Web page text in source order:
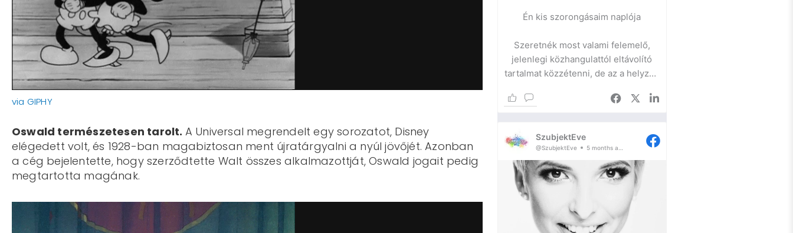
via GIPHY
Oswald természetesen tarolt. A Universal megrendelt egy sorozatot, Disney
elégedett volt, és 1928-ban magabiztosan ment újratárgyalni a nyúl jövőjét. Azonban
a cég bejelentette, hogy szerződtette Walt összes alkalmazottját, Oswald jogait pedig
megtartotta magának.
Én kis szorongásaim naplója
Szeretnék most valami felemelő,
jelenlegi közhangulattól eltávolító
tartalmat közzétenni, de az a helyzet,
fókuszálni – ami nem feltétlen jó.
keresztmetszetében toporgok ismét,
így most kihasználom a platformomat
arra, hogy naplózzam a lelkem, hátha
ennyivel is sikerül elhallgattatnom a
belső hangokat.
Szóval, szorongás.
SzubjektEve
@SzubjektEve